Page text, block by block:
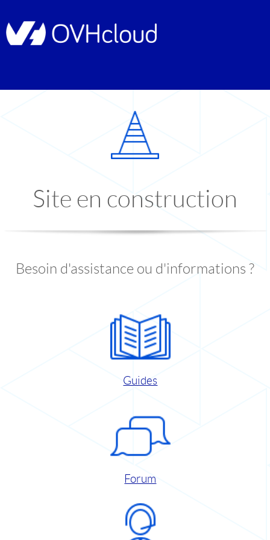
Site en construction
Besoin d'assistance ou d'informations ?
Guides
Forum